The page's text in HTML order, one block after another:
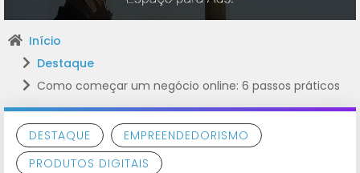
Início
Destaque
Como começar um negócio online: 6 passos práticos
DESTAQUE
EMPREENDEDORISMO
PRODUTOS DIGITAIS